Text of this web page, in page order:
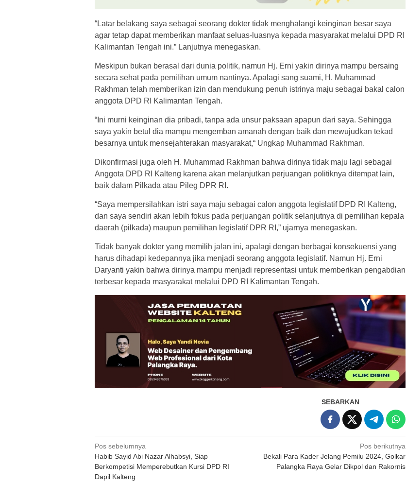
“Latar belakang saya sebagai seorang dokter tidak menghalangi keinginan besar saya
agar tetap dapat memberikan manfaat seluas-luasnya kepada masyarakat melalui DPD RI
Kalimantan Tengah ini.” Lanjutnya menegaskan.
Meskipun bukan berasal dari dunia politik, namun Hj. Erni yakin dirinya mampu bersaing
secara sehat pada pemilihan umum nantinya. Apalagi sang suami, H. Muhammad
Rakhman telah memberikan izin dan mendukung penuh istrinya maju sebagai bakal calon
anggota DPD RI Kalimantan Tengah.
“Ini murni keinginan dia pribadi, tanpa ada unsur paksaan apapun dari saya. Sehingga
saya yakin betul dia mampu mengemban amanah dengan baik dan mewujudkan tekad
besarnya untuk mensejahterakan masyarakat,“ Ungkap Muhammad Rakhman.
Dikonfirmasi juga oleh H. Muhammad Rakhman bahwa dirinya tidak maju lagi sebagai
Anggota DPD RI Kalteng karena akan melanjutkan perjuangan politiknya ditempat lain,
baik dalam Pilkada atau Pileg DPR RI.
“Saya mempersilahkan istri saya maju sebagai calon anggota legislatif DPD RI Kalteng,
dan saya sendiri akan lebih fokus pada perjuangan politik selanjutnya di pemilihan kepala
daerah (pilkada) maupun pemilihan legislatif DPR RI,” ujarnya menegaskan.
Tidak banyak dokter yang memilih jalan ini, apalagi dengan berbagai konsekuensi yang
harus dihadapi kedepannya jika menjadi seorang anggota legislatif. Namun Hj. Erni
Daryanti yakin bahwa dirinya mampu menjadi representasi untuk memberikan pengabdian
terbesar kepada masyarakat melalui DPD RI Kalimantan Tengah.
SEBARKAN
Navigasi
pos
Pos sebelumnya
Habib Sayid Abi Nazar Alhabsyi, Siap
Berkompetisi Memperebutkan Kursi DPD RI
Dapil Kalteng
Pos berikutnya
Bekali Para Kader Jelang Pemilu 2024, Golkar
Palangka Raya Gelar Dikpol dan Rakornis